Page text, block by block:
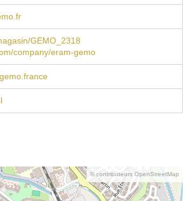
GEMO_2318
company/eram-gemo
© contributeurs OpenStreetMap